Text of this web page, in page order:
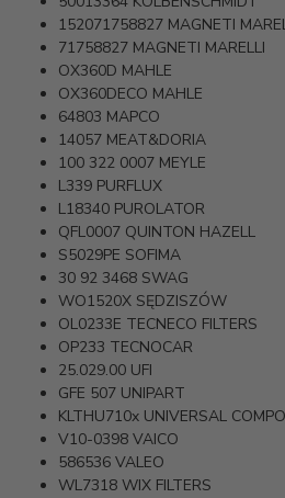
152071758827 MAGNETI
71758827 MAGNETI MARELLI
OX360D MAHLE
OX360DECO MAHLE
64803 MAPCO
14057 MEAT&DORIA
100 322 0007 MEYLE
L339 PURFLUX
L18340 PUROLATOR
QFL0007 QUINTON HAZELL
S5029PE SOFIMA
30 92 3468 SWAG
WO1520X SĘDZISZÓW
OL0233E TECNECO FILTERS
OP233 TECNOCAR
25.029.00 UFI
GFE 507 UNIPART
KLTHU710x UNIVERSAL
V10-0398 VAICO
586536 VALEO
WL7318 WIX FILTERS